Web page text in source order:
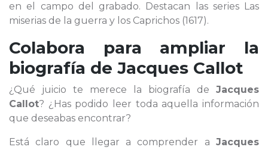
en el campo del grabado. Destacan las series Las
miserias de la guerra y los Caprichos (1617).
Colabora para ampliar la
biografía de Jacques Callot
¿Qué juicio te merece la biografía de Jacques
Callot? ¿Has podido leer toda aquella información
que deseabas encontrar?
Está claro que llegar a comprender a Jacques